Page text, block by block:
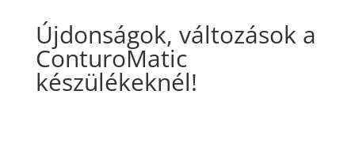
Újdonságok, változások a
ConturoMatic
készülékeknél!